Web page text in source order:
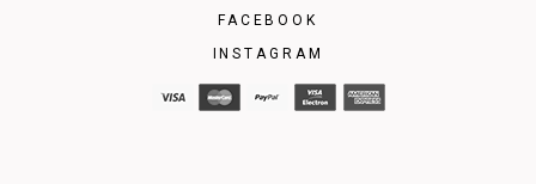
FACEBOOK
INSTAGRAM